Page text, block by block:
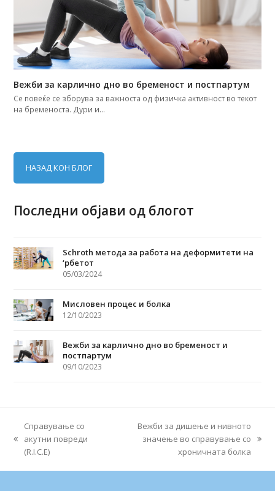
Вежби за карлично дно во бременост и постпартум
Се повеќе се зборува за важноста од физичка активност во текот
на бременоста. Дури и…
НАЗАД КОН БЛОГ
Последни објави од блогот
Schroth метода за работа на деформитети на
‘рбетот
05/03/2024
Мисловен процес и болка
12/10/2023
Вежби за карлично дно во бременост и
постпартум
09/10/2023
previous
post:
Справување со
акутни повреди
(R.I.C.E)
Вежби за дишење и нивното
значење во справување со
хроничната болка